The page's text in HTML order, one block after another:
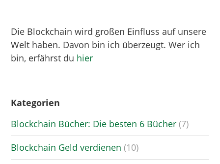
Die Blockchain wird großen Einfluss auf unsere
Welt haben. Davon bin ich überzeugt. Wer ich
bin, erfährst du hier
Kategorien
Blockchain Bücher: Die besten 6 Bücher (7)
Blockchain Geld verdienen (10)